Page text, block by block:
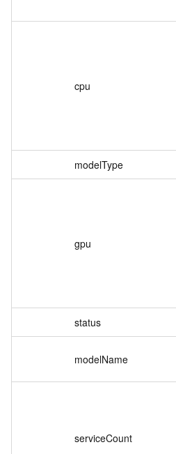
cpu
modelType
gpu
status
modelName
serviceCount